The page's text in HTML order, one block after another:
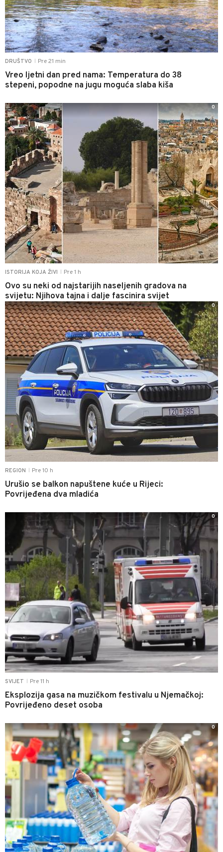
DRUŠTVO Pre 21 min
Vreo ljetni dan pred nama: Temperatura do 38
stepeni, popodne na jugu moguća slaba kiša
ISTORIJA KOJA ŽIVI Pre 1 h
Ovo su neki od najstarijih naseljenih gradova na
svijetu: Njihova tajna i dalje fascinira svijet
0
REGION Pre 10 h
Urušio se balkon napuštene kuće u Rijeci:
Povrijeđena dva mladića
0
SVIJET Pre 11 h
Eksplozija gasa na muzičkom festivalu u Njemačkoj:
Povrijeđeno deset osoba
0
0